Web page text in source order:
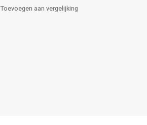
Toevoegen aan vergelijking